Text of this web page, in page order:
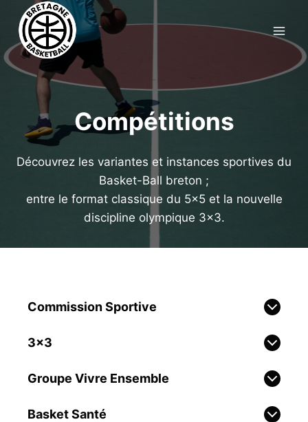
contenu
Compétitions
Découvrez les variantes et instances sportives du
Basket-Ball breton ;
entre le format classique du 5×5 et la nouvelle
discipline olympique 3×3.
Commission Sportive
3×3
Groupe Vivre Ensemble
Basket Santé